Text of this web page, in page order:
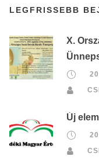
LEGFRISSEBB
X.
Új